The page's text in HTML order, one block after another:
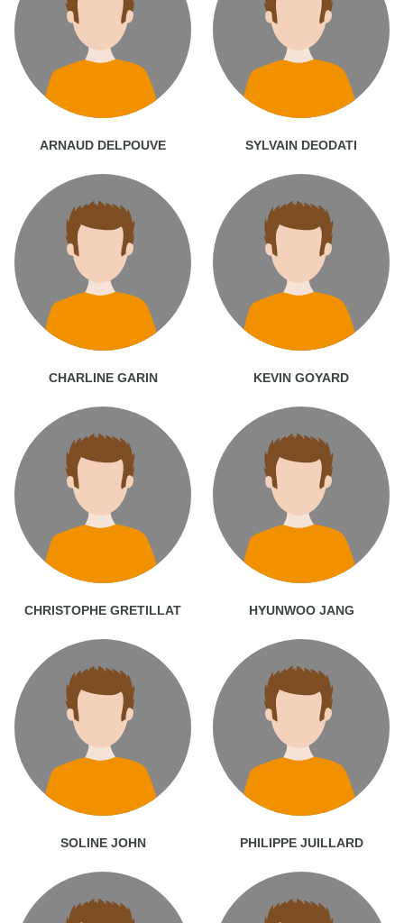
ARNAUD DELPOUVE SYLVAIN DEODATI
CHARLINE GARIN KEVIN GOYARD
CHRISTOPHE GRETILLAT HYUNWOO JANG
SOLINE JOHN PHILIPPE JUILLARD